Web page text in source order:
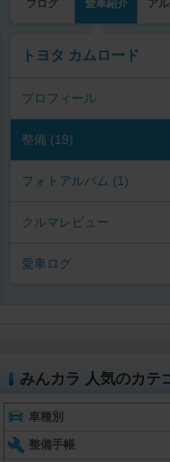
ブログ 愛車紹介 ア
トヨタ カムロード
プロフィール
整備 (19)
フォトアルバム (1)
クルマレビュー
愛車ログ
みんカラ 人気のカテ
車種別
整備手帳